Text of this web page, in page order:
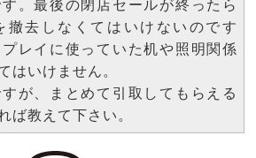
。最後の閉店セールが終ったら
撤去しなくてはいけないのです
レイに使っていた机や照明関係
はいけません。
が、まとめて引取してもらえる
ば教えて下さい。